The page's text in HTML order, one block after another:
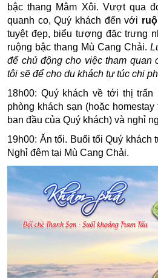
bậc thang Mâm Xôi. Vượt qua
quanh co, Quý khách đến với
tuyệt đẹp, biểu tượng đặc trưng
ruộng bậc thang Mù Cang Chải.
để chủ động cho việc tham quan
tôi sẽ để cho du khách tự túc chi
18h00: Quý khách về tới thị
phòng khách sạn (hoặc
ban đầu của Quý khách) và nghỉ
19h00: Ăn tối. Buổi tối Quý
Nghỉ đêm tại Mù Cang Chải.